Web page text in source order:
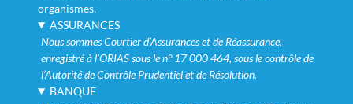
organismes.
ASSURANCES
Nous sommes Courtier d’Assurances et de Réassurance,
enregistré à l’ORIAS sous le n° 17 000 464, sous le contrôle de
l’Autorité de Contrôle Prudentiel et de Résolution.
BANQUE